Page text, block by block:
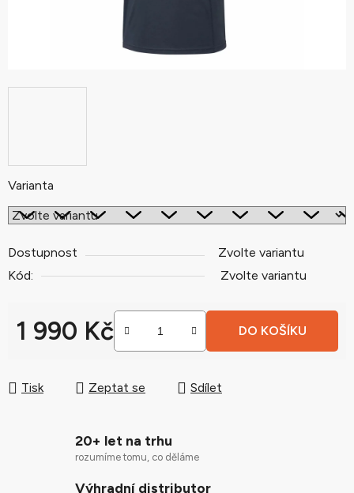
Varianta
Dostupnost
Zvolte variantu
Kód:
Zvolte variantu
1 990 Kč DO KOŠÍKU
Tisk Zeptat se Sdílet
20+ let na trhu
rozumíme tomu, co děláme
Výhradní distributor